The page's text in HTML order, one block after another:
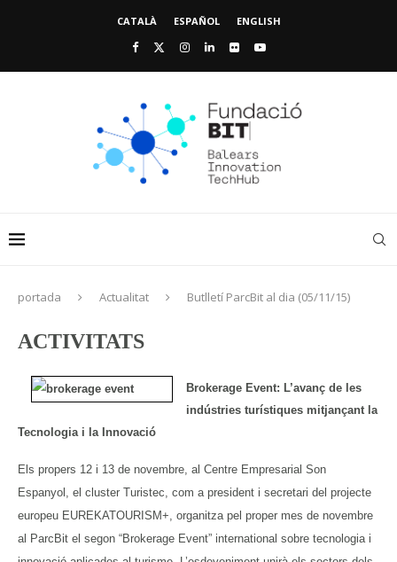
CATALÀ ESPAÑOL ENGLISH
portada Actualitat Butlletí ParcBit al dia (05/11/15)
ACTIVITATS
Brokerage Event: L’avanç de les
indústries turístiques mitjançant la
Tecnologia i la Innovació
Els propers 12 i 13 de novembre, al Centre Empresarial Son
Espanyol, el cluster Turistec, com a president i secretari del projecte
europeu EUREKATOURISM+, organitza pel proper mes de novembre
al ParcBit el segon “Brokerage Event” international sobre tecnologia i